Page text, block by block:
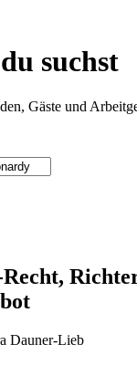
suchst
Gäste und
Dauner-Lieb